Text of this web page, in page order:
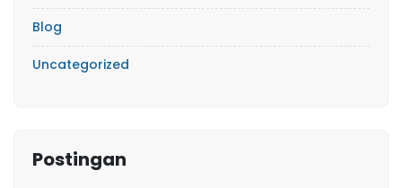
Blog
Uncategorized
Postingan